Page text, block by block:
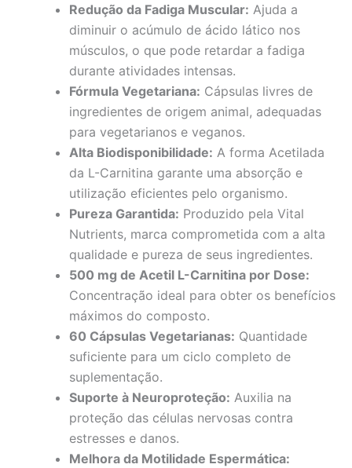
Redução da Fadiga Muscular: Ajuda a
diminuir o acúmulo de ácido lático nos
músculos, o que pode retardar a fadiga
durante atividades intensas.
Fórmula Vegetariana: Cápsulas livres de
ingredientes de origem animal, adequadas
para vegetarianos e veganos.
Alta Biodisponibilidade: A forma Acetilada
da L-Carnitina garante uma absorção e
utilização eficientes pelo organismo.
Pureza Garantida: Produzido pela Vital
Nutrients, marca comprometida com a alta
qualidade e pureza de seus ingredientes.
500 mg de Acetil L-Carnitina por Dose:
Concentração ideal para obter os benefícios
máximos do composto.
60 Cápsulas Vegetarianas: Quantidade
suficiente para um ciclo completo de
suplementação.
Suporte à Neuroproteção: Auxilia na
proteção das células nervosas contra
estresses e danos.
Melhora da Motilidade Espermática: